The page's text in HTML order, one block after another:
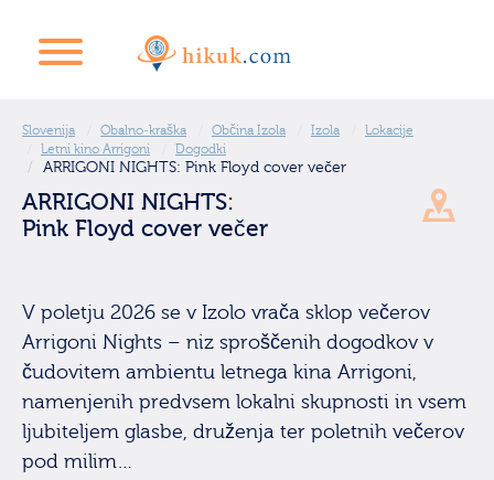
Slovenija Obalno-kraška Občina Izola Izola
Lokacije
Letni kino Arrigoni
Dogodki
ARRIGONI NIGHTS: Pink Floyd cover večer
ARRIGONI NIGHTS:
Pink Floyd cover večer
V poletju 2026 se v Izolo vrača sklop večerov
Arrigoni Nights – niz sproščenih dogodkov v
čudovitem ambientu letnega kina Arrigoni,
namenjenih predvsem lokalni skupnosti in vsem
ljubiteljem glasbe, druženja ter poletnih večerov
pod milim…